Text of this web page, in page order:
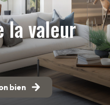
la valeur
bien